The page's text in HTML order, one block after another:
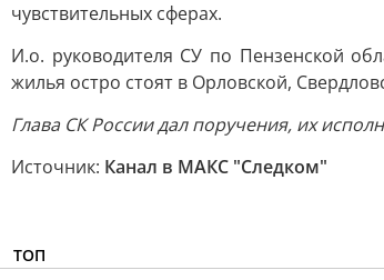
чувствительных сферах.
И.о. руководителя СУ по Пензенской
жилья остро стоят в Орловской,
Глава СК России дал поручения, их
Источник: Канал в МАКС "Следком"
ТОП